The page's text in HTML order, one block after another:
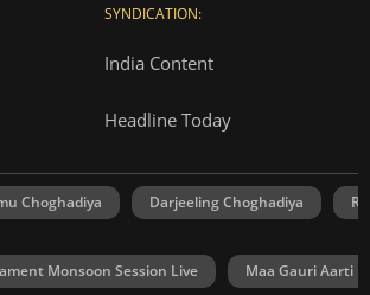
SYNDICATION:
India Content
Headline Today
Choghadiya Darjeeling Choghadiya
Monsoon Session Live Maa Gauri Aarti